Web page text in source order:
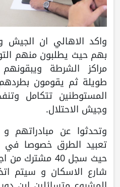
واكد الاهالي ان الجيش
بهم حيث يطلبون منهم
مراكز الشرطة
طويلة ثم يقومون
المستوطنين تتكامل
وجيش الاحتلال.
وتحدثوا عن
تعبيد الطرق خصوصا في
حيث سجل 40
شارع الاسكان و سيتم